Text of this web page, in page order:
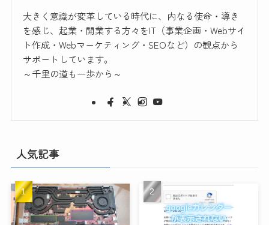
大きく意識が変革している時代に、内なる使命・導き
を感じ、起業・開業する方々をIT（事業企画・Webサイ
ト作成・Webマーケティング・SEOなど）の観点から
サポートしています。
～千里の道も一歩から～
人気記事